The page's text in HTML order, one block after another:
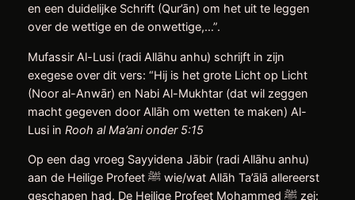
en een duidelijke Schrift (Qur’ān) om het uit te leggen
over de wettige en de onwettige,…”.
Mufassir Al-Lusi (radi Allāhu anhu) schrijft in zijn
exegese over dit vers: “Hij is het grote Licht op Licht
(Noor al-Anwār) en Nabi Al-Mukhtar (dat wil zeggen
macht gegeven door Allāh om wetten te maken) Al-
Lusi in Rooh al Ma’ani onder 5:15
Op een dag vroeg Sayyidena Jābir (radi Allāhu anhu)
aan de Heilige Profeet ﷺ wie/wat Allāh Ta’ālā allereerst
geschapen had. De Heilige Profeet Mohammed ﷺ zei: